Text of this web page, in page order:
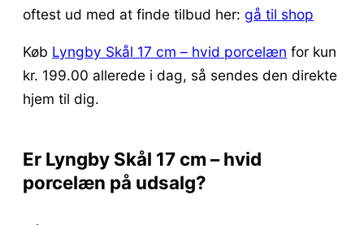
oftest ud med at finde tilbud her: gå til shop
Køb Lyngby Skål 17 cm – hvid porcelæn for kun
kr. 199.00 allerede i dag, så sendes den direkte
hjem til dig.
Er Lyngby Skål 17 cm – hvid
porcelæn på udsalg?